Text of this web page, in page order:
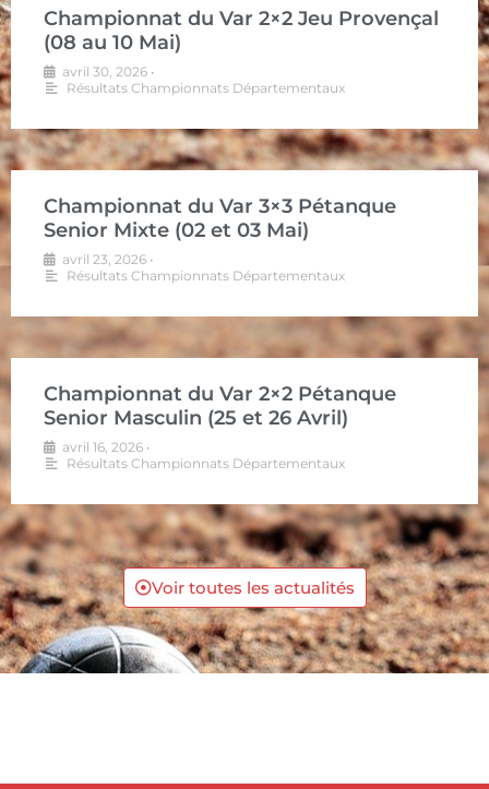
Championnat du Var 2×2 Jeu Provençal
(08 au 10 Mai)
avril 30, 2026 •
Résultats Championnats Départementaux
Championnat du Var 3×3 Pétanque
Senior Mixte (02 et 03 Mai)
avril 23, 2026 •
Résultats Championnats Départementaux
Championnat du Var 2×2 Pétanque
Senior Masculin (25 et 26 Avril)
avril 16, 2026 •
Résultats Championnats Départementaux
Voir toutes les actualités